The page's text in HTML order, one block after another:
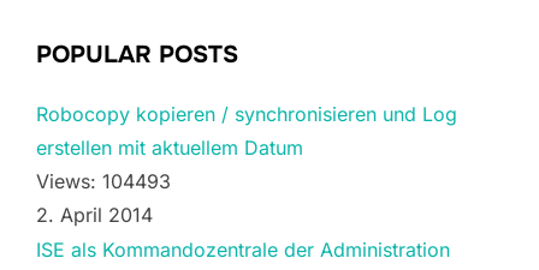
POPULAR POSTS
Robocopy kopieren / synchronisieren und Log
erstellen mit aktuellem Datum
Views: 104493
2. April 2014
ISE als Kommandozentrale der Administration